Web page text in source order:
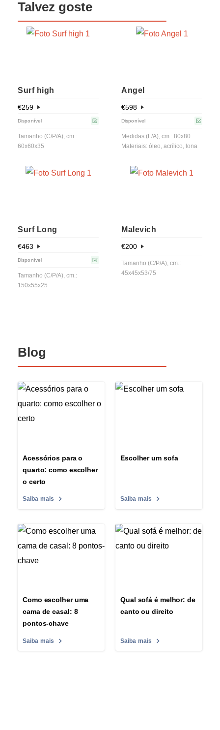
Talvez goste
Surf high
€259
Disponível
Tamanho (C/P/A), cm.:
60x60x35
Angel
€598
Disponível
Medidas (L/A), cm.: 80x80
Materiais: óleo, acrílico, lona
Surf Long
€463
Disponível
Tamanho (C/P/A), cm.:
150x55x25
Malevich
€200
Tamanho (C/P/A), cm.:
45x45x53/75
Blog
Acessórios para o
quarto: como escolher
o certo
Saiba mais
Escolher um sofa
Saiba mais
Como escolher uma
cama de casal: 8
pontos-chave
Saiba mais
Qual sofá é melhor: de
canto ou direito
Saiba mais